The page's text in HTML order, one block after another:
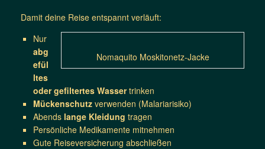
Damit deine Reise entspannt verläuft:
Nomaquito Moskitonetz-Jacke
Nur
abg
efül
ltes
oder gefiltertes Wassertrinken
Mückenschutz verwenden (Malariarisiko)
Abends lange Kleidung tragen
Persönliche Medikamente mitnehmen
Gute Reiseversicherung abschließen